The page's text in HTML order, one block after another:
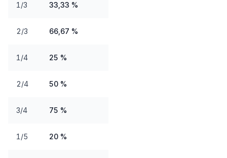
1/3 33,33 %
2/3 66,67 %
1/4 25 %
2/4 50 %
3/4 75 %
1/5 20 %